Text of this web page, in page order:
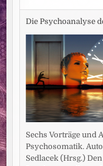
Die Psychoanalyse
Sechs Vorträge und
Psychosomatik.
Sedlacek (Hrsg.)